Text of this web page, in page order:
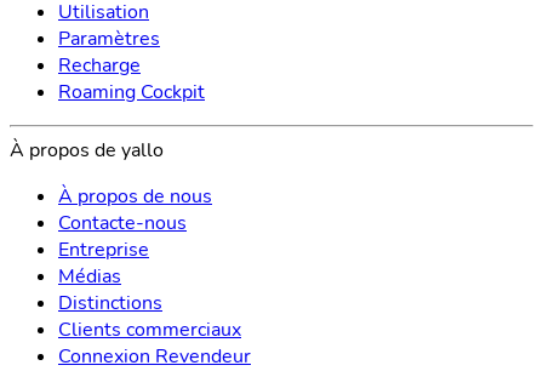
Utilisation
Paramètres
Recharge
Roaming Cockpit
À propos de yallo
À propos de nous
Contacte-nous
Entreprise
Médias
Distinctions
Clients commerciaux
Connexion Revendeur